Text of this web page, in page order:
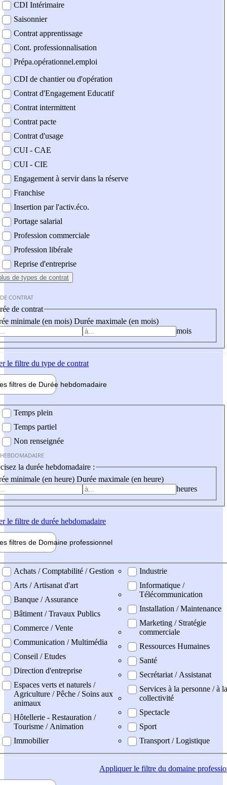
CDI Intérimaire
Saisonnier
Contrat apprentissage
Cont. professionnalisation
Prépa.opérationnel.emploi
CDI de chantier ou d'opération
Contrat d'Engagement Educatif
Contrat intermittent
Contrat pacte
Contrat d'usage
CUI - CAE
CUI - CIE
Engagement à servir dans la réserve
Franchise
Insertion par l'activ.éco.
Portage salarial
Profession commerciale
Profession libérale
Reprise d'entreprise
de types de contrat
CONTRAT
de contrat
minimale (en mois) Durée maximale (en mois)
mois
le filtre du type de contrat
filtres de Durée hebdomadaire
Temps plein
Temps partiel
Non renseignée
la durée hebdomadaire :
minimale (en heure) Durée maximale (en heure)
heures
le filtre de durée hebdomadaire
filtres de Domaine professionnel
professionel
Achats / Comptabilité / Gestion
Arts / Artisanat d'art
Banque / Assurance
Bâtiment / Travaux Publics
Commerce / Vente
Communication / Multimédia
Conseil / Etudes
Direction d'entreprise
Espaces verts et naturels /
Agriculture / Pêche / Soins aux
animaux
Hôtellerie - Restauration /
Tourisme / Animation
Immobilier
Industrie
Informatique /
Télécommunication
Installation / Maintenance
Marketing / Stratégie
commerciale
Ressources Humaines
Santé
Secrétariat / Assistanat
Services à la personne / à la
collectivité
Spectacle
Sport
Transport / Logistique
Appliquerle filtre du domaine